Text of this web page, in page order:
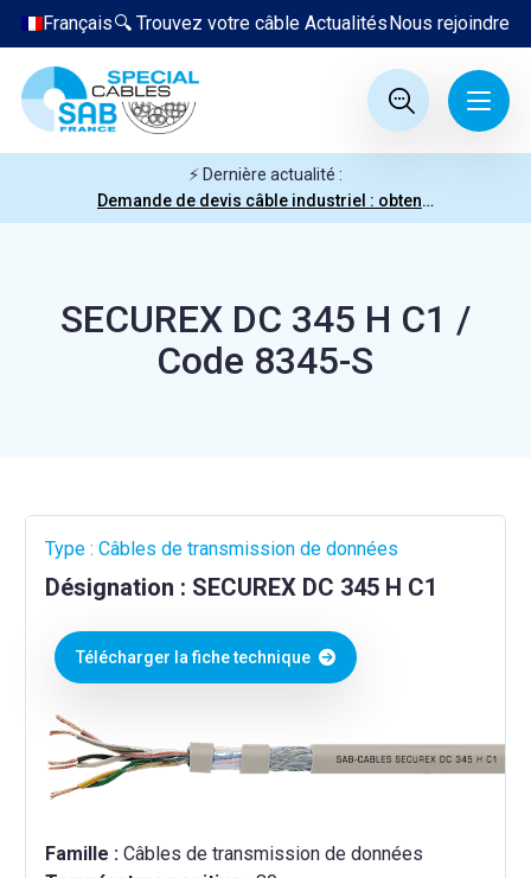
Nous rejoindre
Actualités
🔍 Trouvez votre câble
Français
⚡ Dernière actualité :
Demande de devis câble industriel : obtenez votre prix en quelques clics
SECUREX DC 345 H C1 /
Code 8345-S
Type : Câbles de transmission de données
Désignation : SECUREX DC 345 H C1
Télécharger la fiche technique
Famille : Câbles de transmission de données